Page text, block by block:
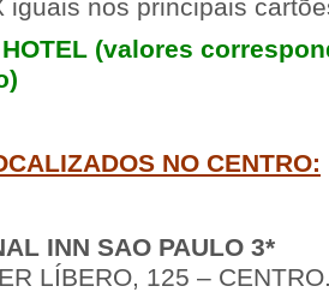
iguais nos principais
HOTEL (valores
NO CENTRO:
INN SAO PAULO 3*
LÍBERO, 125 –